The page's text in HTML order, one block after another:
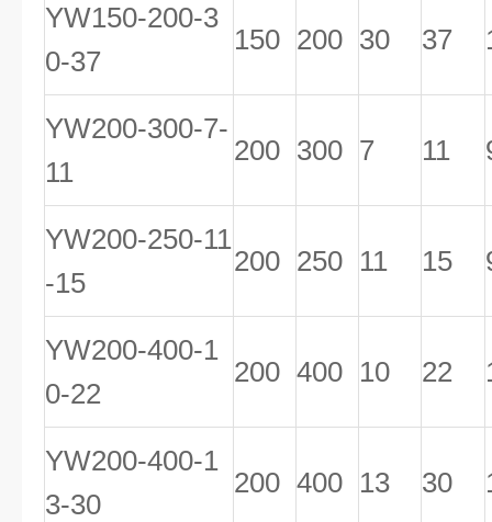
YW150-200-3
0-37
150 200 30 37
YW200-300-7-
11
200 300 7 11
YW200-250-11
-15
200 250 11 15
YW200-400-1
0-22
200 400 10 22
YW200-400-1
3-30
200 400 13 30